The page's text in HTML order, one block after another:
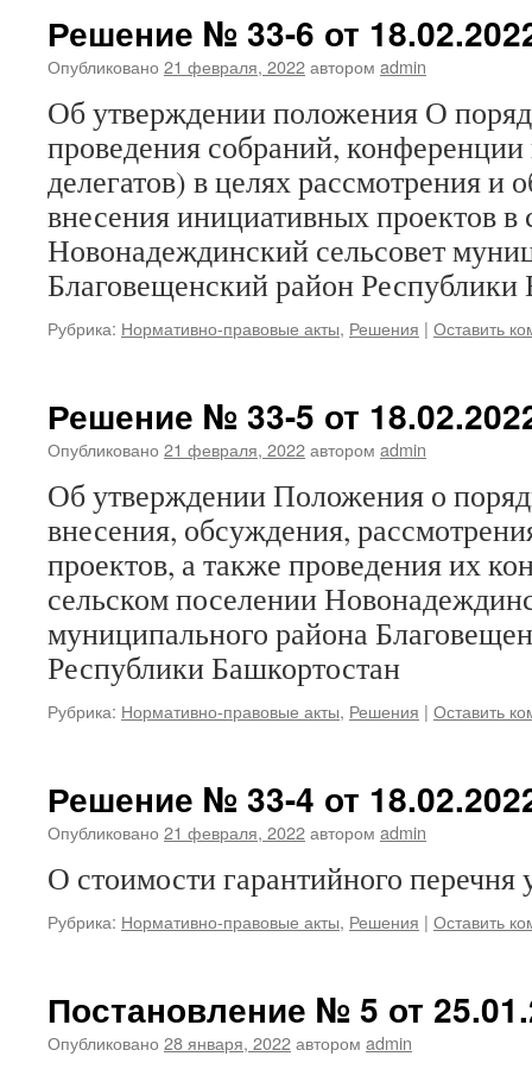
Решение № 33-6 от
Опубликовано 21 февраля, 2022автором admin
Об утверждении положения О
проведения собраний,
делегатов) в целях рассмотрения и
внесения инициативных проектов в
Новонадеждинский сельсовет
Благовещенский район Республики
Рубрика: Нормативно-правовые акты, Решения | Оставить
Решение № 33-5 от
Опубликовано 21 февраля, 2022автором admin
Об утверждении Положения о
внесения, обсуждения,
проектов, а также проведения их
сельском поселении
муниципального района
Республики Башкортостан
Рубрика: Нормативно-правовые акты, Решения | Оставить
Решение № 33-4 от
Опубликовано 21 февраля, 2022автором admin
О стоимости гарантийного
Рубрика: Нормативно-правовые акты, Решения | Оставить
Постановление № 5 от
Опубликовано 28 января, 2022автором admin